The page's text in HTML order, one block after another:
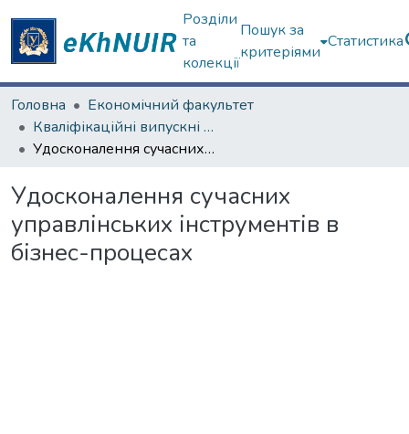
Розділи
та
колекції
Пошук за
критеріями
Статистика
Головна
Економічний факультет
Кваліфікаційні випускні роботи магістрів. Економічний факультет
Удосконалення сучасних управлінських інструментів в бізнес-процесах
Удосконалення сучасних
управлінських інструментів в
бізнес-процесах